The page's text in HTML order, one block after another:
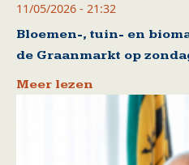
11/05/2026 - 21:32
Bloemen-, tuin- en
de Graanmarkt op
Meer lezen